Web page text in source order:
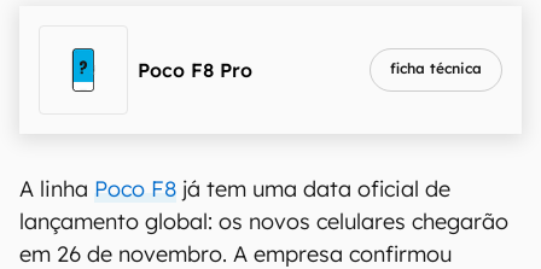
Poco F8 Pro ficha técnica
A linha Poco F8 já tem uma data oficial de
lançamento global: os novos celulares chegarão
em 26 de novembro. A empresa confirmou